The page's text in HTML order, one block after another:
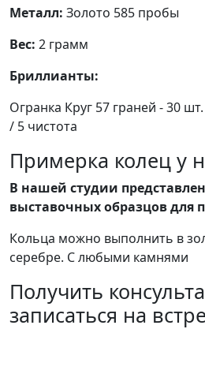
Металл: Золото 585 пробы
Вес: 2 грамм
Бриллианты:
Огранка Круг 57 граней - 30
/ 5 чистота
Примерка колец у
В нашей студии
выставочных образцов для
Кольца можно выполнить в
серебре. С любыми камнями
Получить
записаться на